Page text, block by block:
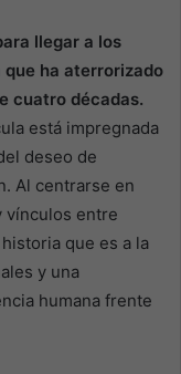
llegar a los
ha aterrorizado
cuatro décadas.
está impregnada
deseo de
Al centrarse en
vínculos entre
que es a la
y una
humana frente